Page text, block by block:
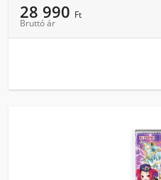
28 990 Ft
Bruttó ár